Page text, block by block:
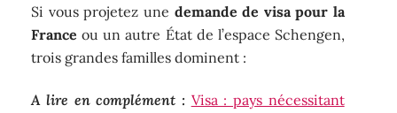
Si vous projetez une demande de visa pour la
France ou un autre État de l’espace Schengen,
trois grandes familles dominent :
A lire en complément : Visa : pays nécessitant